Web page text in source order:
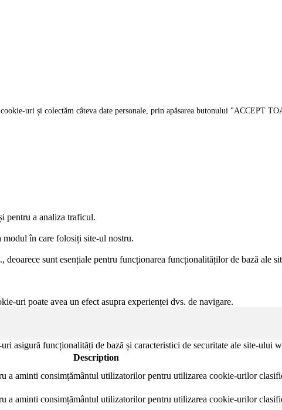
uri și colectăm câteva date personale, prin apăsarea butonului "ACCEPT
pentru a analiza traficul.
modul în care folosiți site-ul nostru.
sunt esențiale pentru funcționarea funcționalităților de bază ale
uri poate avea un efect asupra experienței dvs. de navigare.
asigură funcționalități de bază și caracteristici de securitate ale site-ului
Description
a aminti consimțământul utilizatorilor pentru utilizarea cookie-urilor
a aminti consimțământul utilizatorilor pentru utilizarea cookie-urilor